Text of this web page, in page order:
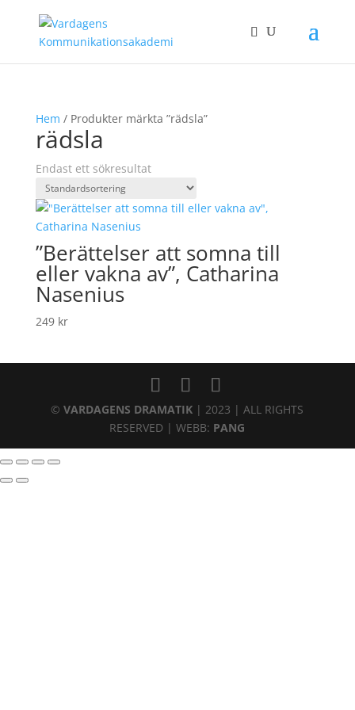
Hem / Produkter märkta ”rädsla”
rädsla
Endast ett sökresultat
”Berättelser att somna till
eller vakna av”, Catharina
Nasenius
249 kr
©VARDAGENS DRAMATIK | 2023 | ALL RIGHTS
RESERVED | WEBB: PANG